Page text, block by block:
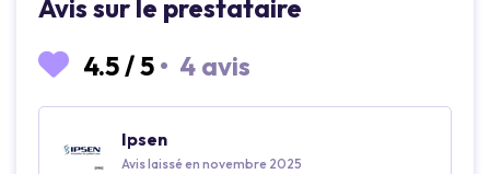
Avis sur le prestataire
4.5/5 • 4 avis
Ipsen
Avis laissé en novembre 2025